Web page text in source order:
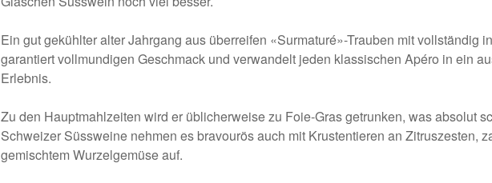
Ein gut gekühlter alter Jahrgang aus überreifen «Surmaturé»-Trauben mit vollständig
garantiert vollmundigen Geschmack und verwandelt jeden klassischen Apéro in ein
Erlebnis.
Zu den Hauptmahlzeiten wird er üblicherweise zu Foie-Gras getrunken, was absolut
Schweizer Süssweine nehmen es bravourös auch mit Krustentieren an Zitruszesten,
gemischtem Wurzelgemüse auf.